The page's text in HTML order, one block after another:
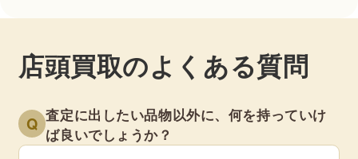
店頭買取のよくある質問
Q 査定に出したい品物以外に、何を持っていけ
ば良いでしょうか？